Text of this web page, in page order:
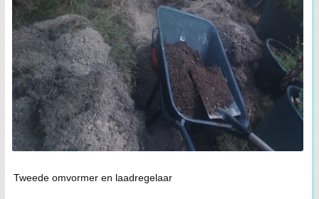
Tweede omvormer en laadregelaar